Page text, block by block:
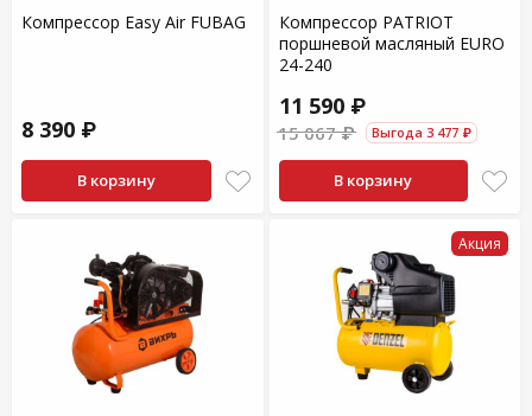
Компрессор Easy Air FUBAG
8 390 ₽
В корзину
Компрессор PATRIOT
поршневой масляный EURO
24-240
11 590 ₽
15 067 ₽ Выгода 3 477 ₽
В корзину
Акция